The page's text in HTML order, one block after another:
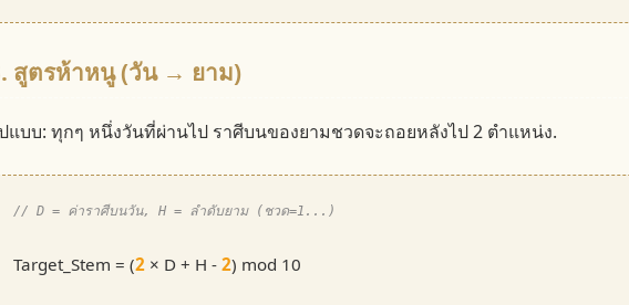
สูตรห้าหนู (วัน → ยาม)
แบบ: ทุกๆ หนึ่งวันที่ผ่านไป ราศีบนของยามชวดจะถอยหลังไป 2 ตำแหน่ง.
// D = ค่าราศีบนวัน, H = ลำดับยาม (ชวด=1...)
Target_Stem = (2 × D + H - 2) mod 10